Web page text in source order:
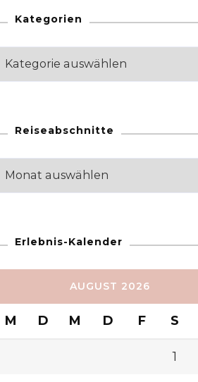
Kategorien
Kategorien
Reiseabschnitte
Reiseabschnitte
Erlebnis-Kalender
AUGUST 2026
M D M D F S
1